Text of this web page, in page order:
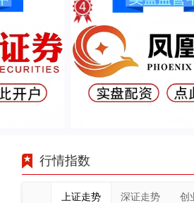
行情指数
上证走势 深证走势 创